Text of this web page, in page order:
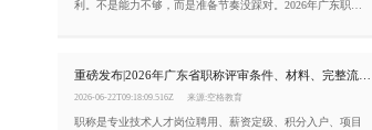
利。不是能力不够，而是准备节奏没踩对。2026年广东职称
重磅发布|2026年广东省职称评审条件、材料、完整流程!
2026-06-22T09:18:09.516Z 来源:空格教育
职称是专业技术人才岗位聘用、薪资定级、积分入户、项目